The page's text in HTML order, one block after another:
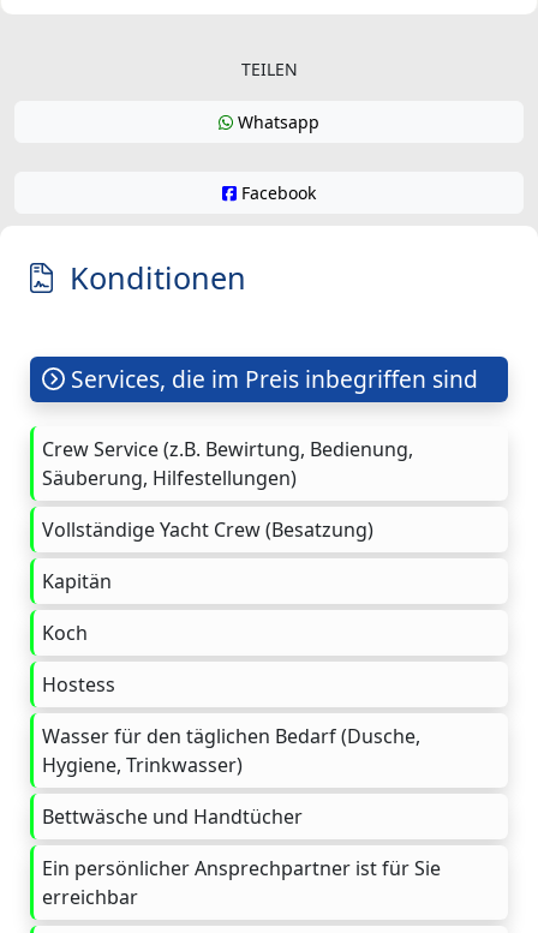
TEILEN
Whatsapp
Facebook
Konditionen
Services, die im Preis inbegriffen sind
Crew Service (z.B. Bewirtung, Bedienung,
Säuberung, Hilfestellungen)
Vollständige Yacht Crew (Besatzung)
Kapitän
Koch
Hostess
Wasser für den täglichen Bedarf (Dusche,
Hygiene, Trinkwasser)
Bettwäsche und Handtücher
Ein persönlicher Ansprechpartner ist für Sie
erreichbar